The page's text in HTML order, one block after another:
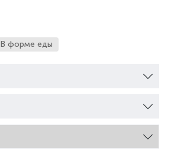
В форме еды